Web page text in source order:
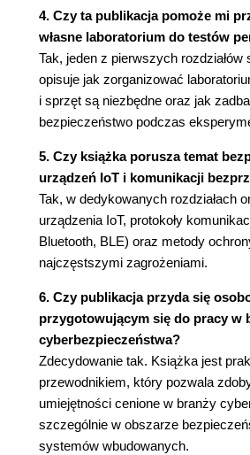
Eksplorowanie systemu -
komponentów i umieszczanie
Otwarcie zabawki
Manipulowanie systemem
Demontaż zabawki
Identyfikacja układów
Układy zastosowane w
Identyfikacja
układów
Tajemnicza zawartość
Granice bloków
Podsumowanie
Rozdział 4. Planowanie i
Metodyka STRIDE
Wyszukiwanie celów
systemie
Aspekty bezpieczeństwa -
oczekiwać?
Komunikacja
4. Czy ta publikacja pomoże mi
własne laboratorium do testów
Tak, jeden z pierwszych rozdziałów
opisuje jak zorganizować
i sprzęt są niezbędne oraz jak
bezpieczeństwo podczas
5. Czy książka porusza temat
urządzeń IoT i komunikacji
Tak, w dedykowanych rozdziałach
urządzenia IoT, protokoły
Bluetooth, BLE) oraz metody
najczęstszymi zagrożeniami.
6. Czy publikacja przyda się
przygotowującym się do pracy w
cyberbezpieczeństwa?
Zdecydowanie tak. Książka jest
przewodnikiem, który pozwala
umiejętności cenione w branży
szczególnie w obszarze
systemów wbudowanych.